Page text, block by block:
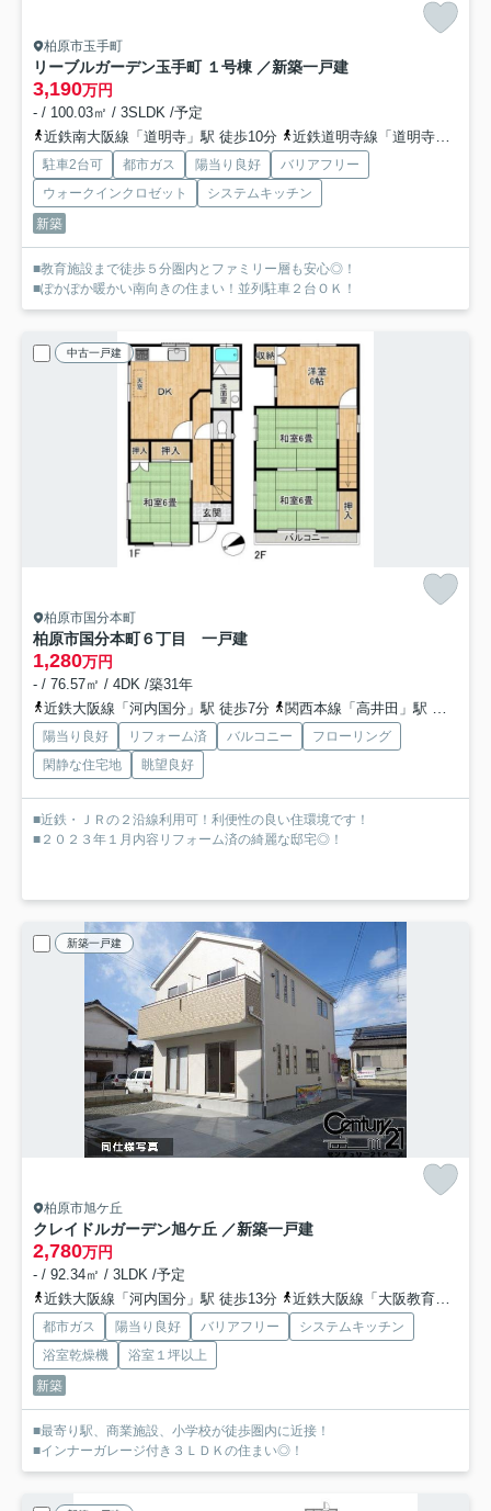
柏原市玉手町
リーブルガーデン玉手町 １号棟 ／新築一戸建
3,190万円
- / 100.03㎡ / 3SLDK /予定
近鉄南大阪線「道明寺」駅 徒歩10分
近鉄道明寺線「道明寺」駅 徒歩10分
駐車2台可 都市ガス 陽当り良好
バリアフリー
ウォークインクロゼット
システムキッチン
新築
■教育施設まで徒歩５分圏内とファミリー層も安心◎！
■ぽかぽか暖かい南向きの住まい！並列駐車２台ＯＫ！
中古一戸建
柏原市国分本町
柏原市国分本町６丁目 一戸建
1,280万円
- / 76.57㎡ / 4DK /築31年
近鉄大阪線「河内国分」駅 徒歩7分
関西本線「高井田」駅 徒歩15分
陽当り良好 リフォーム済 バルコニー
フローリング
閑静な住宅地
眺望良好
■近鉄・ＪＲの２沿線利用可！利便性の良い住環境です！
■２０２３年１月内容リフォーム済の綺麗な邸宅◎！
新築一戸建
柏原市旭ケ丘
クレイドルガーデン旭ケ丘 ／新築一戸建
2,780万円
- / 92.34㎡ / 3LDK /予定
近鉄大阪線「河内国分」駅 徒歩13分
近鉄大阪線「大阪教育大前」駅 徒歩13分
都市ガス 陽当り良好 バリアフリー
システムキッチン
浴室乾燥機
浴室１坪以上
新築
■最寄り駅、商業施設、小学校が徒歩圏内に近接！
■インナーガレージ付き３ＬＤＫの住まい◎！